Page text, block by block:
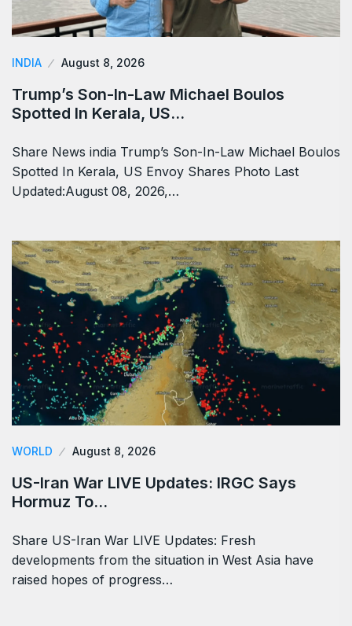
INDIA August 8, 2026
Trump’s Son-In-Law Michael Boulos
Spotted In Kerala, US…
Share News india Trump’s Son-In-Law Michael Boulos
Spotted In Kerala, US Envoy Shares Photo Last
Updated:August 08, 2026,…
WORLD August 8, 2026
US-Iran War LIVE Updates: IRGC Says
Hormuz To…
Share US-Iran War LIVE Updates: Fresh
developments from the situation in West Asia have
raised hopes of progress…